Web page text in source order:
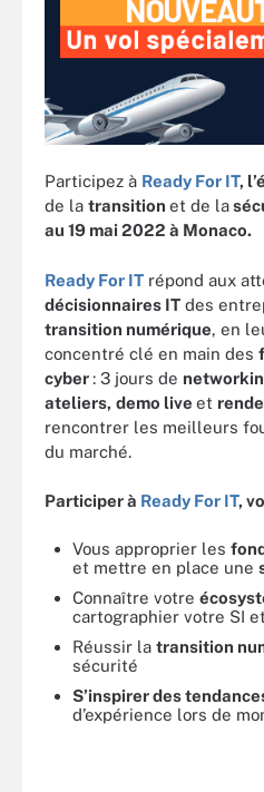
Participez à Ready For IT,
de la transition et de la
au 19 mai 2022 à Monaco.
Ready For IT répond aux
décisionnaires IT des
transition numérique, en
concentré clé en main des
cyber: 3 jours de
ateliers, demo live et
rencontrer les meilleurs
du marché.
Participer à Ready For IT,
Vous approprier les
et mettre en place une
Connaître votre
cartographier votre SI
Réussir la transition
sécurité
S’inspirer des
d’expérience lors de